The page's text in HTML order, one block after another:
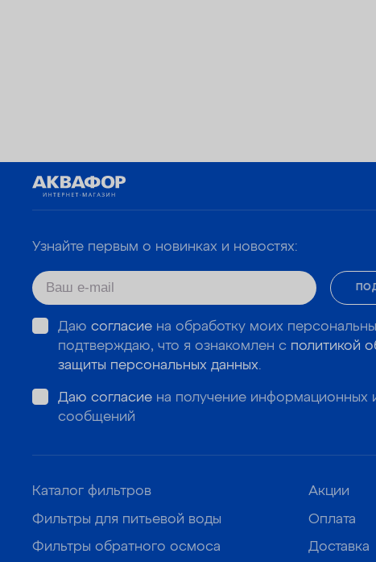
Узнайте первым о новинках и новостях:
Даю согласиена обработку моих
подтверждаю, что я ознакомлен с политикой
защиты персональных данных.
Даю согласиена получение информационных
сообщений
Каталог фильтров
Фильтры для питьевой воды
Фильтры обратного осмоса
Акции
Оплата
Доставка